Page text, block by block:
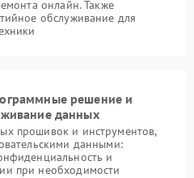
онлайн. Также
обслуживание для
решение и
данных
прошивок и инструментов,
данными:
и
при необходимости